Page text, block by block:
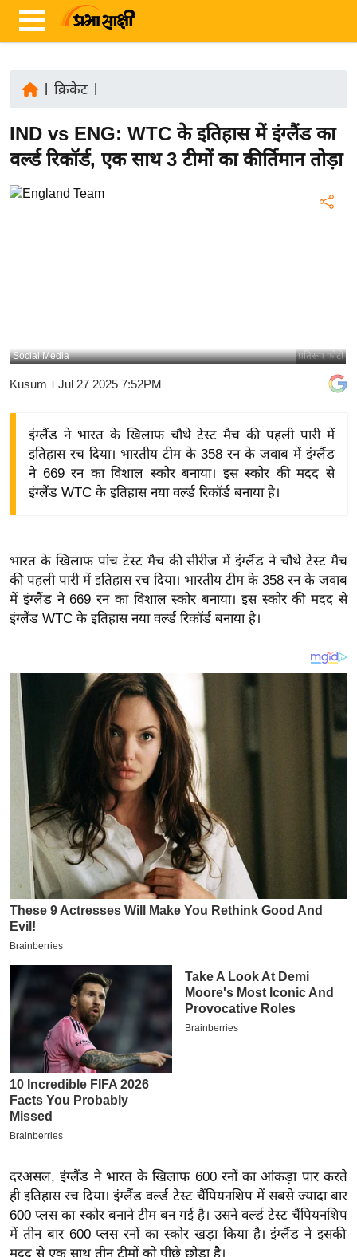
ज़ा
ख
र
ष्ट्री
बि
ग
त
वि
ज्ञ
रा
य
ब
ज
ट
खे
ल
क्रि
ट
I
P
L
2
0
क्रा
इ
म
ई
पे
प
र
मि
क्रिकेट|
IND vs ENG: WTC के इतिहास में इंग्लैंड का
वर्ल्ड रिकॉर्ड, एक साथ 3 टीमों का कीर्तिमान तोड़ा
प्रतिरूप फोटो
Social Media
Kusum । Jul 27 2025 7:52PM
इंग्लैंड ने भारत के खिलाफ चौथे टेस्ट मैच की पहली पारी में
इतिहास रच दिया। भारतीय टीम के 358 रन के जवाब में इंग्लैंड
ने 669 रन का विशाल स्कोर बनाया। इस स्कोर की मदद से
इंग्लैंड WTC के इतिहास नया वर्ल्ड रिकॉर्ड बनाया है।
भारत के खिलाफ पांच टेस्टमैच कीसीरीज मेंइंग्लैंड ने चौथेटेस्ट मैच
की पहली पारी में इतिहास रच दिया। भारतीय टीम के 358 रन के जवाब
में इंग्लैंडने 669 रन का विशाल स्कोर बनाया। इस स्कोर की मदद से
इंग्लैंड WTC के इतिहास नया वर्ल्ड रिकॉर्ड बनाया है।
दरअसल,इंग्लैंड ने भारत के खिलाफ 600 रनों का आंकड़ा पार करते
ही इतिहास रच दिया।इंग्लैंड वर्ल्ड टेस्ट चैंपियनशिपमें सबसे ज्यादा बार
600प्लसका स्कोर बनाने टीम बन गई है। उसने वर्ल्ड टेस्ट चैंपियनशिप
में तीन बार 600प्लसरनों का स्कोर खड़ा किया है।इंग्लैंड ने इसकी
मदद से एक साथ तीन टीमों को पीछे छोड़ा है।